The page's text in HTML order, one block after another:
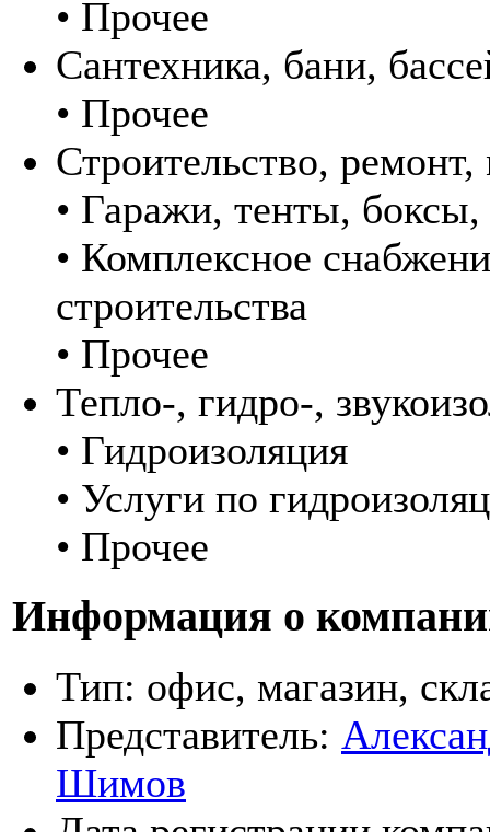
• Прочее
Сантехника, бани,
• Прочее
Строительство,
• Гаражи, тенты,
• Комплексное
строительства
• Прочее
Тепло-, гидро-,
• Гидроизоляция
• Услуги по
• Прочее
Информация о
Тип: офис, магазин,
Представитель:
Шимов